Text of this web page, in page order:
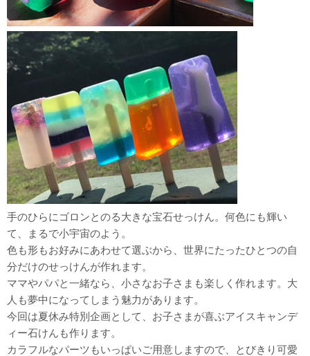
手のひらにゴロンとのる大きな宝石せっけん。何色にも輝い
て、まるで小宇宙のよう。
色も形もお好みにあわせて選ぶから、世界にたったひとつの自
分だけのせっけんが作れます。
ママやパパと一緒なら、小さなお子さまも楽しく作れます。大
人も夢中になってしまう魅力があります。
今回は夏休み特別企画として、お子さまが喜ぶアイスキャンデ
ィー石けんも作ります。
カラフルなパーツもいっぱいご用意しますので、とびきり可愛